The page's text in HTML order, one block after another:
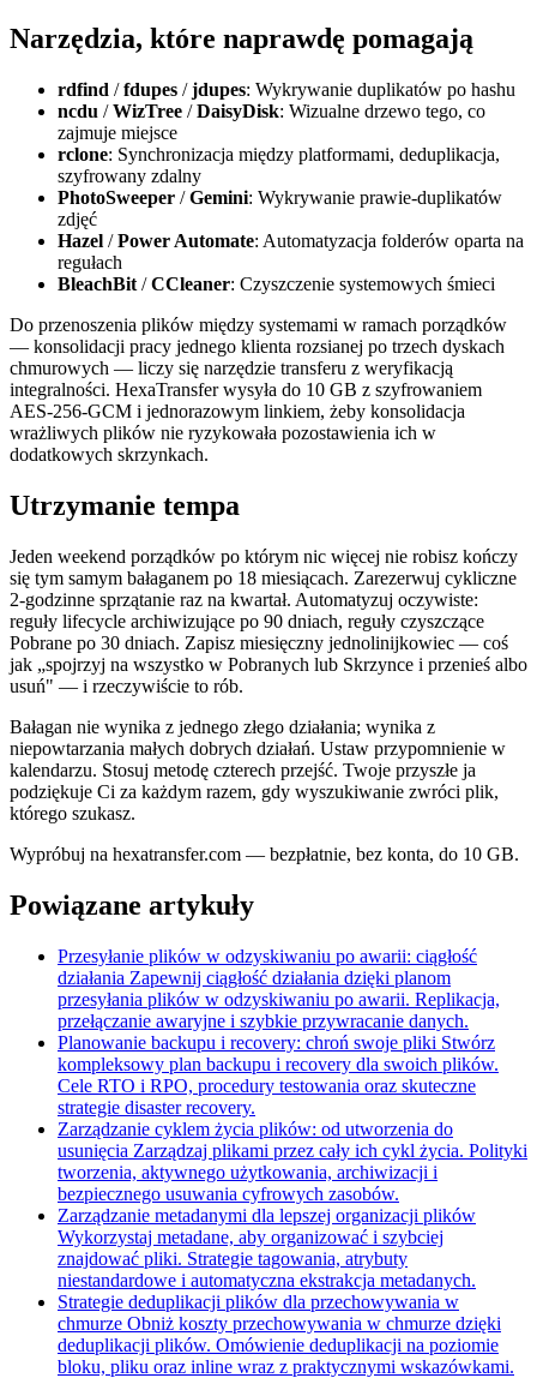
Narzędzia, które naprawdę pomagają
rdfind /fdupes /jdupes: Wykrywanie duplikatów po hashu
ncdu /WizTree /DaisyDisk: Wizualne drzewo tego, co
zajmuje miejsce
rclone: Synchronizacja między platformami, deduplikacja,
szyfrowany zdalny
PhotoSweeper /Gemini: Wykrywanie prawie-duplikatów
zdjęć
Hazel /Power Automate: Automatyzacja folderów oparta na
regułach
BleachBit /CCleaner: Czyszczenie systemowych śmieci
Do przenoszenia plików między systemami w ramach porządków
— konsolidacji pracy jednego klienta rozsianej po trzech dyskach
chmurowych — liczy się narzędzie transferu z weryfikacją
integralności. HexaTransfer wysyła do 10 GB z szyfrowaniem
AES-256-GCM i jednorazowym linkiem, żeby konsolidacja
wrażliwych plików nie ryzykowała pozostawienia ich w
dodatkowych skrzynkach.
Utrzymanie tempa
Jeden weekend porządków po którym nic więcej nie robisz kończy
się tym samym bałaganem po 18 miesiącach. Zarezerwuj cykliczne
2-godzinne sprzątanie raz na kwartał. Automatyzuj oczywiste:
reguły lifecycle archiwizujące po 90 dniach, reguły czyszczące
Pobrane po 30 dniach. Zapisz miesięczny jednolinijkowiec — coś
jak „spojrzyj na wszystko w Pobranych lub Skrzynce i przenieś albo
usuń" — i rzeczywiście to rób.
Bałagan nie wynika z jednego złego działania; wynika z
niepowtarzania małych dobrych działań. Ustaw przypomnienie w
kalendarzu. Stosuj metodę czterech przejść. Twoje przyszłe ja
podziękuje Ci za każdym razem, gdy wyszukiwanie zwróci plik,
którego szukasz.
Wypróbuj na hexatransfer.com — bezpłatnie, bez konta, do 10 GB.
Powiązane artykuły
Przesyłanie plików w odzyskiwaniu po awarii: ciągłość
działania Zapewnij ciągłość działania dzięki planom
przesyłania plików w odzyskiwaniu po awarii. Replikacja,
przełączanie awaryjne i szybkie przywracanie danych.
Planowanie backupu i recovery: chroń swoje pliki Stwórz
kompleksowy plan backupu i recovery dla swoich plików.
Cele RTO i RPO, procedury testowania oraz skuteczne
strategie disaster recovery.
Zarządzanie cyklem życia plików: od utworzenia do
usunięcia Zarządzaj plikami przez cały ich cykl życia. Polityki
tworzenia, aktywnego użytkowania, archiwizacji i
bezpiecznego usuwania cyfrowych zasobów.
Zarządzanie metadanymi dla lepszej organizacji plików
Wykorzystaj metadane, aby organizować i szybciej
znajdować pliki. Strategie tagowania, atrybuty
niestandardowe i automatyczna ekstrakcja metadanych.
Strategie deduplikacji plików dla przechowywania w
chmurze Obniż koszty przechowywania w chmurze dzięki
deduplikacji plików. Omówienie deduplikacji na poziomie
bloku, pliku oraz inline wraz z praktycznymi wskazówkami.